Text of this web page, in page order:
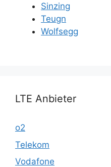
Sinzing
Teugn
Wolfsegg
LTE Anbieter
o2
Telekom
Vodafone